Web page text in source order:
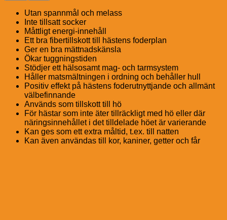
Utan spannmål och melass
Inte tillsatt socker
Måttligt energi-innehåll
Ett bra fibertillskott till hästens foderplan
Ger en bra mättnadskänsla
Ökar tuggningstiden
Stödjer ett hälsosamt mag- och tarmsystem
Håller matsmältningen i ordning och behåller hull
Positiv effekt på hästens foderutnyttjande och allmänt
välbefinnande
Används som tillskott till hö
För hästar som inte äter tillräckligt med hö eller där
näringsinnehållet i det tilldelade höet är varierande
Kan ges som ett extra måltid, t.ex. till natten
Kan även användas till kor, kaniner, getter och får